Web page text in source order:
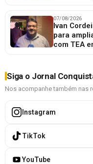
07/08/2026
Ivan
para
com TEA
Siga o Jornal
Nos acompanhe também nas
Instagram
TikTok
YouTube